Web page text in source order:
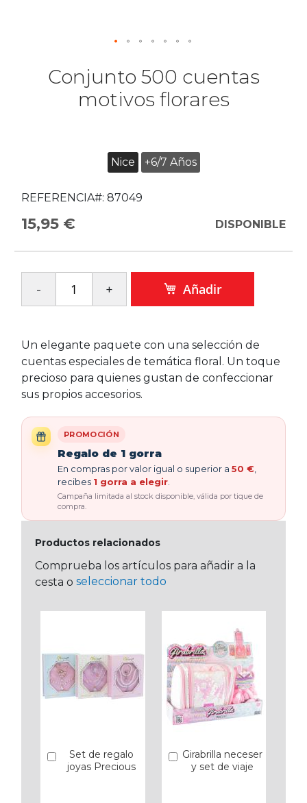
Conjunto 500 cuentas
motivos florares
Nice +6/7 Años
REFERENCIA#: 87049
15,95 € DISPONIBLE
Añadir
Un elegante paquete con una selección de
cuentas especiales de temática floral. Un toque
precioso para quienes gustan de confeccionar
sus propios accesorios.
PROMOCIÓN
Regalo de 1 gorra
En compras por valor igual o superior a 50 €
recibes 1 gorra a elegir
Campaña limitada al stock disponible, válida por tique de
compra.
Productos relacionados
Comprueba los artículos para añadir a la
cesta o seleccionar todo
Set de regalo
joyas Precious
Añadir
Girabrilla neceser
y set de viaje
Añadir